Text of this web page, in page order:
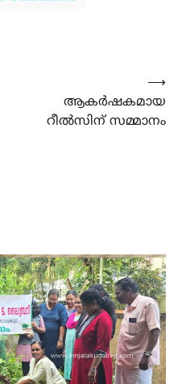
ആകർഷകമായ
റീൽസിന് സമ്മാനം
⟶